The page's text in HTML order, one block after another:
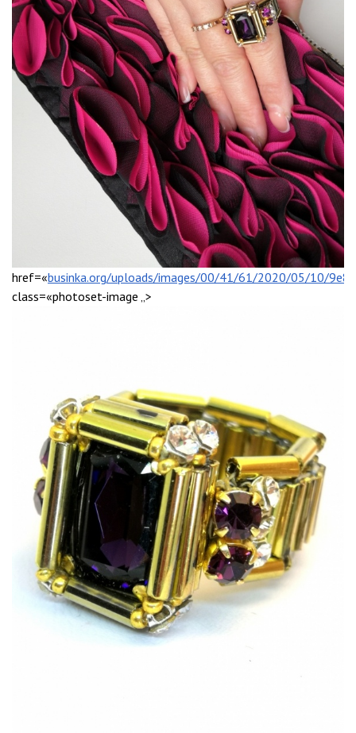
href=«businka.org/uploads/images/00/41/61/2020/05/10/
class=«photoset-image „>